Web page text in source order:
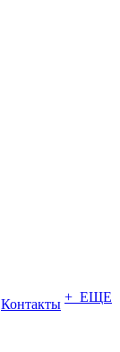
Контакты + ЕЩЕ